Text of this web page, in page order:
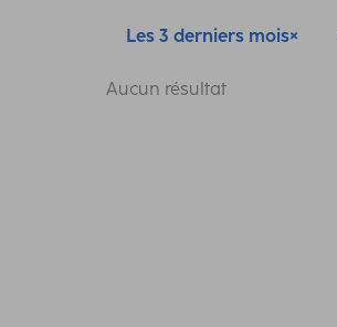
Les 3 derniers mois
Aucun résultat